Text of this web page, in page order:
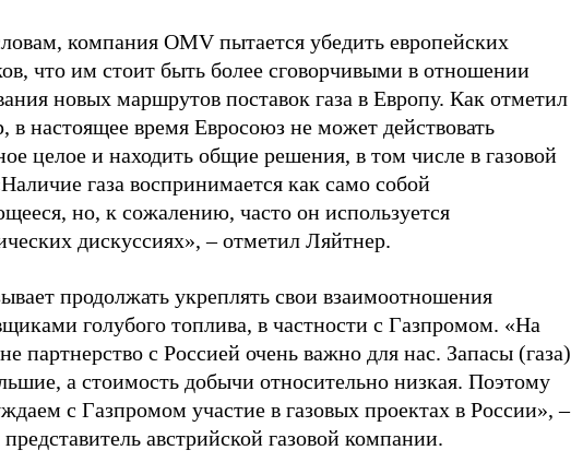
компания OMV пытается убедить европейских
что им стоит быть более сговорчивыми в отношении
новых маршрутов поставок газа в Европу. Как отметил
в настоящее время Евросоюз не может действовать
целое и находить общие решения, в том числе в газовой
газа воспринимается как само собой
но, к сожалению, часто он используется
дискуссиях», – отметил Ляйтнер.
продолжать укреплять свои взаимоотношения
голубого топлива, в частности с Газпромом. «На
партнерство с Россией очень важно для нас. Запасы (газа)
а стоимость добычи относительно низкая. Поэтому
с Газпромом участие в газовых проектах в России», –
австрийской газовой компании.